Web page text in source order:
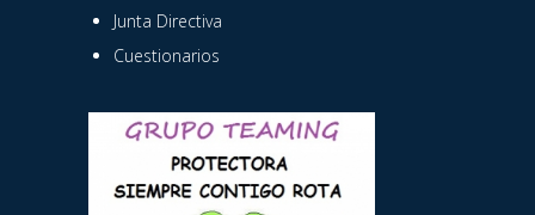
Junta Directiva
Cuestionarios